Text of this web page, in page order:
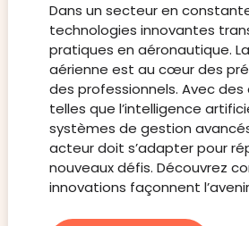
Dans un secteur en
technologies innovantes
pratiques en aéronautique.
aérienne est au cœur des
des professionnels. Avec des
telles que l’intelligence
systèmes de gestion
acteur doit s’adapter pour
nouveaux défis. Découvrez
innovations façonnent